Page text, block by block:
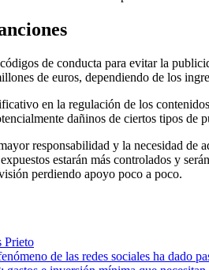
de conducta para evitar la
de euros, dependiendo de los
en la regulación de los
dañinos de ciertos tipos de
responsabilidad y la necesidad de
estarán más controlados y
perdiendo apoyo poco a poco.
Prieto
de las redes sociales ha dado